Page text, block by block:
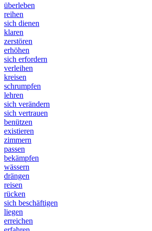
überleben
reihen
sich dienen
klaren
zerstören
erhöhen
sich erfordern
verleihen
kreisen
schrumpfen
lehren
sich verändern
sich vertrauen
benützen
existieren
zimmern
passen
bekämpfen
wässern
drängen
reisen
rücken
sich beschäftigen
liegen
erreichen